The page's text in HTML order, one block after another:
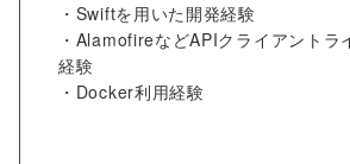
・Swiftを用いた開発経験
・AlamofireなどAPIクライアントラ
経験
・Docker利用経験